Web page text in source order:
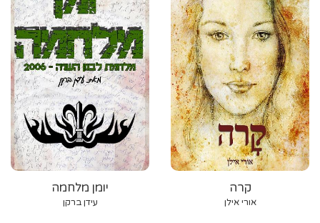
יומן מלחמה
עידן ברקן
קרה
אורי אילן